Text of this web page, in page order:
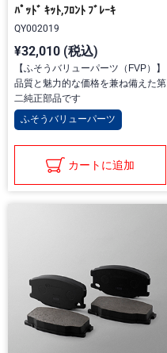
ﾊﾟｯﾄﾞ ｷｯﾄ,ﾌﾛﾝﾄ ﾌﾞﾚｰｷ
QY002019
¥32,010 (税込)
【ふそうバリューパーツ（FVP）】
品質と魅力的な価格を兼ね備えた第
二純正部品です
ふそうバリューパーツ
カートに追加